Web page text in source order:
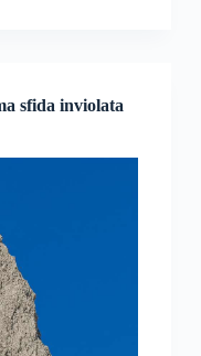
sfida inviolata